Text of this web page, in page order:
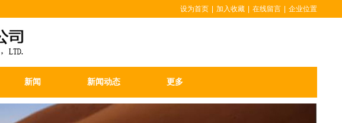
设为首页 加入收藏 在线留言 企业位置
新闻 新闻动态 更多